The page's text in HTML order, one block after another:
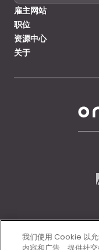
雇主网站
职位
资源中心
关于
我们使用 Cookie 以